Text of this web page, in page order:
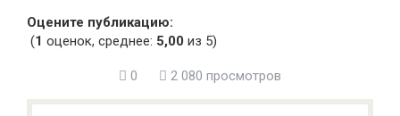
Оцените публикацию:
(1 оценок, среднее: 5,00 из 5)
0 2 080 просмотров